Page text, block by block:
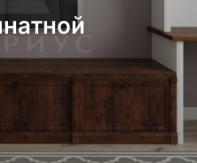
Обсудить
проект